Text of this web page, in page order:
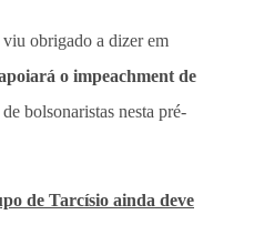
obrigado a dizer em
o impeachment de
bolsonaristas nesta pré-
de Tarcísio ainda deve